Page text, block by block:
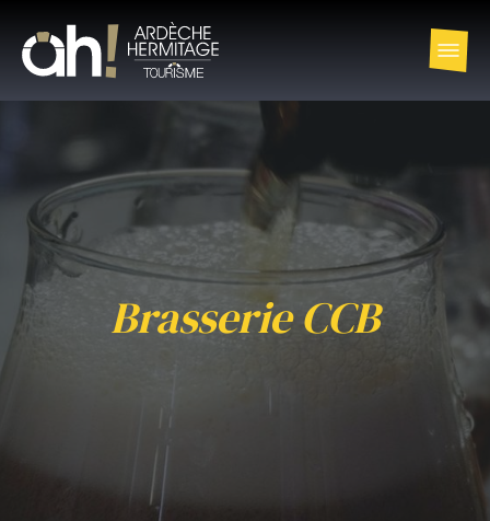
Brasserie CCB